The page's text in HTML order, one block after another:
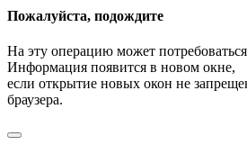
Пожалуйста, подождите
На эту операцию может
Информация появится в новом окне,
если открытие новых окон не
браузера.